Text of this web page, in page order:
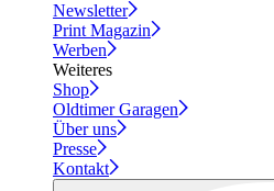
Newsletter
Print Magazin
Werben
Weiteres
Shop
Oldtimer Garagen
Über uns
Presse
Kontakt